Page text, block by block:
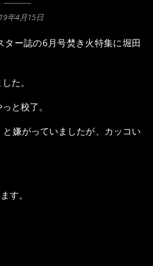
年4月15日
た。
と校了。
嫌がっていましたが、カッコい
す。